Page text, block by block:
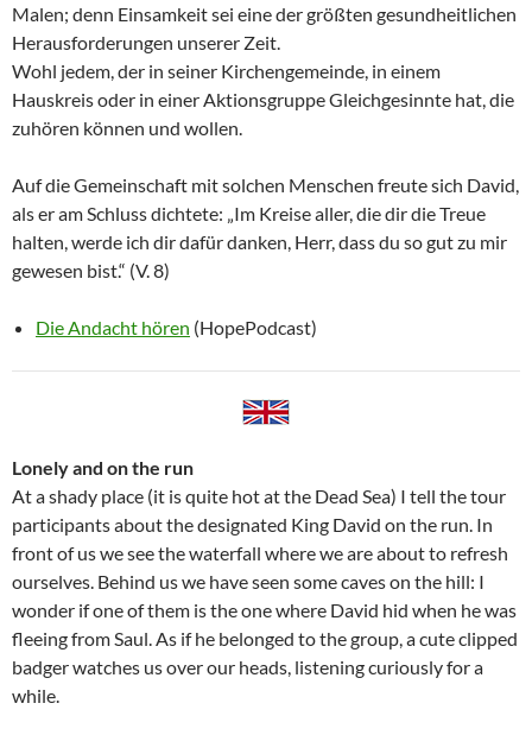
Malen; denn Einsamkeit sei eine der größten gesundheitlichen
Herausforderungen unserer Zeit.
Wohl jedem, der in seiner Kirchengemeinde, in einem
Hauskreis oder in einer Aktionsgruppe Gleichgesinnte hat, die
zuhören können und wollen.
Auf die Gemeinschaft mit solchen Menschen freute sich David,
als er am Schluss dichtete: „Im Kreise aller, die dir die Treue
halten, werde ich dir dafür danken, Herr, dass du so gut zu mir
gewesen bist.“ (V. 8)
Die Andacht hören (HopePodcast)
Lonely and on the run
At a shady place (it is quite hot at the Dead Sea) I tell the tour
participants about the designated King David on the run. In
front of us we see the waterfall where we are about to refresh
ourselves. Behind us we have seen some caves on the hill: I
wonder if one of them is the one where David hid when he was
fleeing from Saul. As if he belonged to the group, a cute clipped
badger watches us over our heads, listening curiously for a
while.